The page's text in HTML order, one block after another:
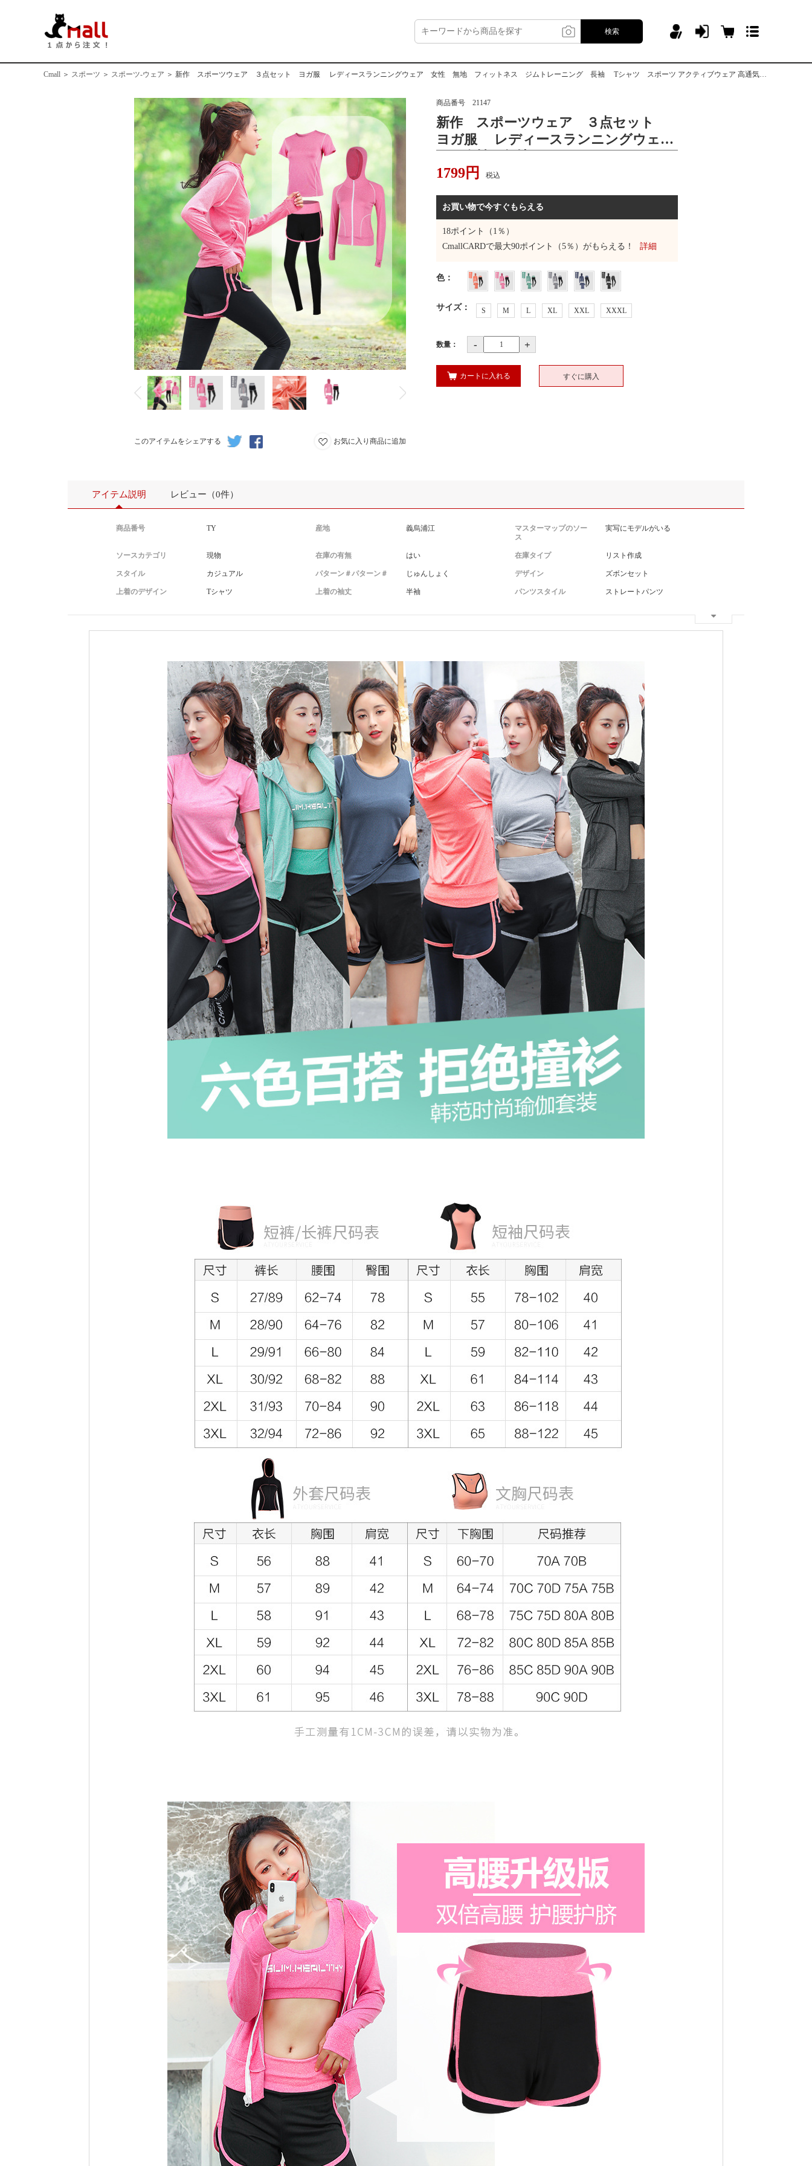
検索
Cmall ＞ スポーツ ＞ スポーツ‐ウェア ＞ 新作 スポーツウェア ３点セット ヨガ服 レディースランニングウェア 女性 無地 フィットネス ジムトレーニング 長袖 Tシャツ スポーツ アクティブウェア 高通気性 速乾性 快適 伸縮性あり
このアイテムをシェアする お気に入り商品に追加
商品番号 21147
新作 スポーツウェア ３点セット
ヨガ服 レディースランニングウェ
トレーニング 長袖 Tシャツ スポ
性 快適 伸縮性あり
1799円 税込
お買い物で今すぐもらえる
18ポイント（1％）
CmallCARDで最大90ポイント（5％）がもらえる！ 詳細
色：
サイズ： S M L XL XXL XXXL
数量： - +
カートに入れる すぐに購入
アイテム説明 レビュー（0件）
商品番号 TY 産地 義烏浦江
マスターマップのソー
ス
実写にモデルがいる
ソースカテゴリ 現物 在庫の有無 はい 在庫タイプ リスト作成
スタイル カジュアル パターン＃パターン＃ じゅんしょく デザイン ズボンセット
上着のデザイン Tシャツ 上着の袖丈 半袖 パンツスタイル ストレートパンツ